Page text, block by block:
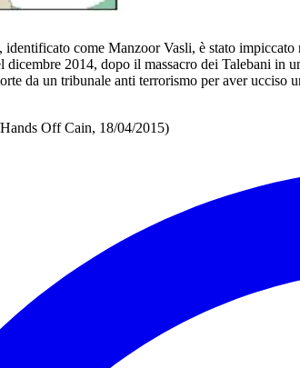
come Manzoor Vasli, è stato
2014, dopo il massacro dei Talebani in
da un tribunale anti terrorismo per aver
Off Cain, 18/04/2015)